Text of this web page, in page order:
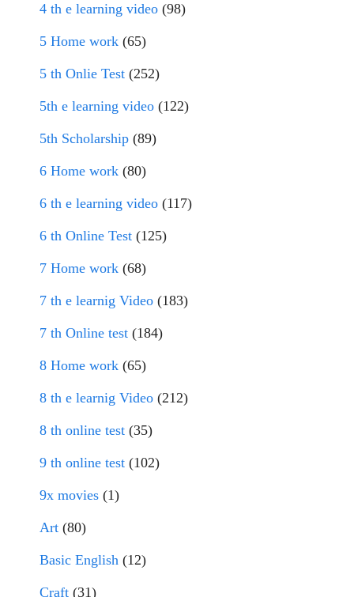
4 th e learning video (98)
5 Home work (65)
5 th Onlie Test (252)
5th e learning video (122)
5th Scholarship (89)
6 Home work (80)
6 th e learning video (117)
6 th Online Test (125)
7 Home work (68)
7 th e learnig Video (183)
7 th Online test (184)
8 Home work (65)
8 th e learnig Video (212)
8 th online test (35)
9 th online test (102)
9x movies (1)
Art (80)
Basic English (12)
Craft (31)